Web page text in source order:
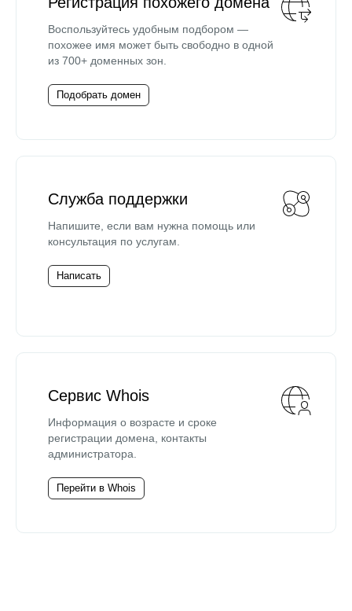
Воспользуйтесь удобным подбором —
похожее имя может быть свободно в одной
из 700+ доменных зон.
Подобрать домен
Служба поддержки
Напишите, если вам нужна помощь или
консультация по услугам.
Написать
Сервис Whois
Информация о возрасте и сроке
регистрации домена, контакты
администратора.
Перейти в Whois